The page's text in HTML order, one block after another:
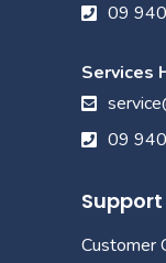
09
Services
09
Customer